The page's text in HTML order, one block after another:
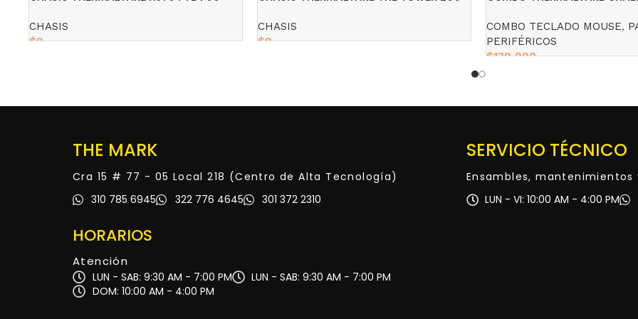
CHASIS
$0
CHASIS
$0
COMBO TECLADO MOUSE,
PERIFÉRICOS
$139,990
THE MARK
Cra 15 # 77 - 05 Local 218 (Centro de Alta Tecnología)
310 785 6945
322 776 4645 301 372 2310
HORARIOS
Atención
LUN - SAB: 9:30 AM - 7:00 PM
LUN - SAB: 9:30 AM - 7:00 PM
DOM: 10:00 AM - 4:00 PM
SERVICIO TÉCNICO
Ensambles, mantenimientos
LUN - VI: 10:00 AM - 4:00 PM